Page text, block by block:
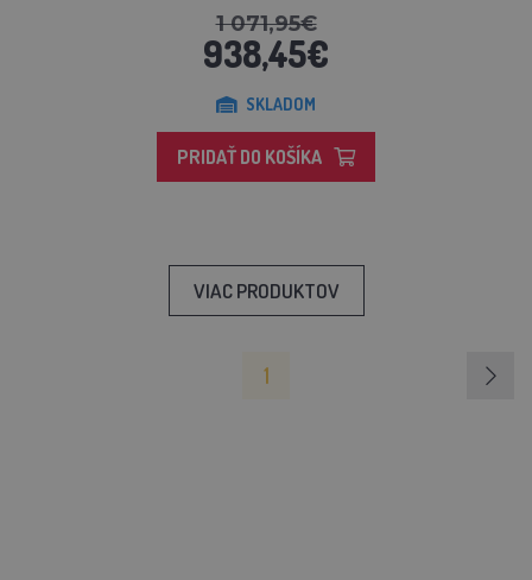
1 071,95€
938,45€
SKLADOM
PRIDAŤ DO KOŠÍKA
VIAC PRODUKTOV
1